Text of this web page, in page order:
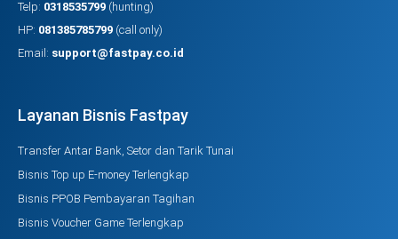
Telp: 0318535799 (hunting)
HP: 081385785799 (call only)
Email: support@fastpay.co.id
Layanan Bisnis Fastpay
Transfer Antar Bank, Setor dan Tarik Tunai
Bisnis Top up E-money Terlengkap
Bisnis PPOB Pembayaran Tagihan
Bisnis Voucher Game Terlengkap